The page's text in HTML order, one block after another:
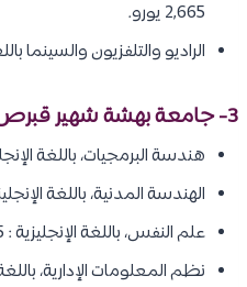
2,665 يورو.
الراديو والتلفزيون والسينما باللغة
3- جامعة بهشة شهير قبرص :
هندسة البرمجيات، باللغة الإنجليزية :
الهندسة المدنية، باللغة الإنجليزية : 3025
علم النفس، باللغة الإنجليزية : 3025 دولار.
نظم المعلومات الإدارية، باللغة